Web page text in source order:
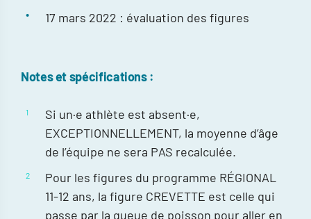
17 mars 2022 : évaluation des figures
Notes et spécifications :
Si un·e athlète est absent·e,
EXCEPTIONNELLEMENT, la moyenne d’âge
de l’équipe ne sera PAS recalculée.
Pour les figures du programme RÉGIONAL
11-12 ans, la figure CREVETTE est celle qui
passe par la queue de poisson pour aller en